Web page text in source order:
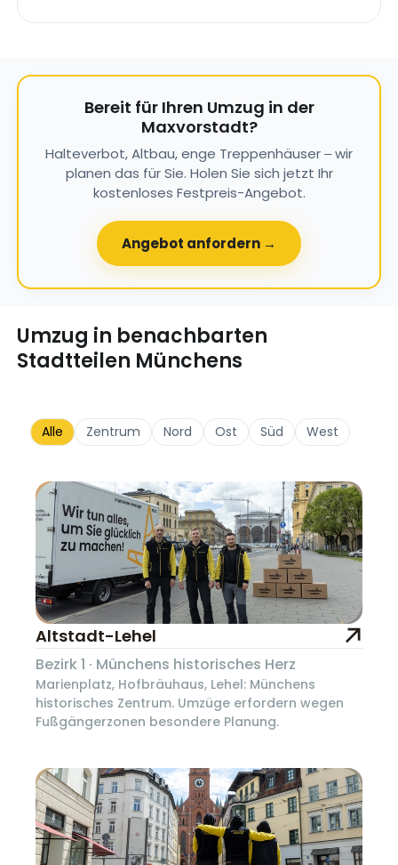
Bereit für Ihren Umzug in der
Maxvorstadt?
Halteverbot, Altbau, enge Treppenhäuser – wir
planen das für Sie. Holen Sie sich jetzt Ihr
kostenloses Festpreis-Angebot.
Angebot anfordern →
Umzug in benachbarten
Stadtteilen Münchens
Alle Zentrum Nord Ost Süd West
Altstadt-Lehel
Bezirk 1 · Münchens historisches Herz
Marienplatz, Hofbräuhaus, Lehel: Münchens
historisches Zentrum. Umzüge erfordern wegen
Fußgängerzonen besondere Planung.